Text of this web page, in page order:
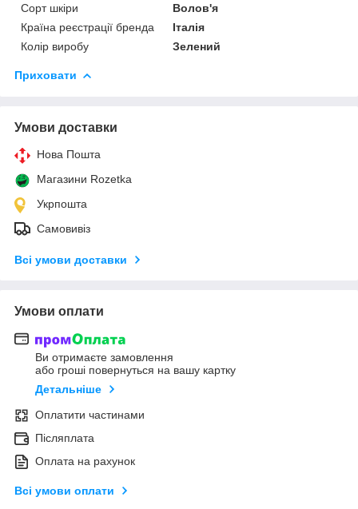
Сорт шкіри
Волов'я
Країна реєстрації бренда
Італія
Колір виробу
Зелений
Приховати
Умови доставки
Нова Пошта
Магазини Rozetka
Укрпошта
Самовивіз
Всі умови доставки
Умови оплати
Ви отримаєте замовлення
або гроші повернуться на вашу картку
Детальніше
Оплатити частинами
Післяплата
Оплата на рахунок
Всі умови оплати